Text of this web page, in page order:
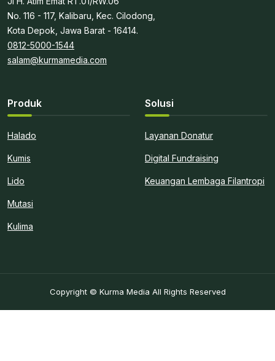
No. 116 - 117, Kalibaru, Kec. Cilodong,
Kota Depok, Jawa Barat - 16414.
0812-5000-1544
salam@kurmamedia.com
Produk
Halado
Kumis
Lido
Mutasi
Kulima
Solusi
Layanan Donatur
Digital Fundraising
Keuangan Lembaga Filantropi
Copyright © Kurma Media All Rights Reserved